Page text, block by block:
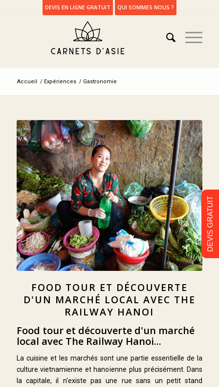
DEVIS EN LIGNE GRATUIT QUI SOMMES NOUS ?
Accueil / Expériences / Gastronomie
FOOD TOUR ET DÉCOUVERTE
D'UN MARCHÉ LOCAL AVEC THE
RAILWAY HANOI
Food tour et découverte d'un marché
local avec The Railway Hanoi...
La cuisine et les marchés sont une partie essentielle de la
culture vietnamienne et hanoïenne plus précisément. Dans
la capitale, il n'existe pas une rue sans un petit stand
DEVIS GRATUIT